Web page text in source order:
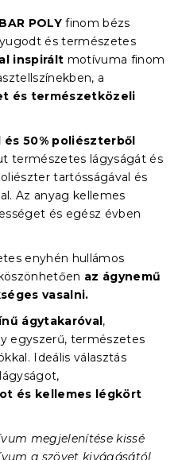
POLY finom bézs
és természetes
inspirált motívuma finom
a
és természetközeli
és 50% poliészterből
természetes lágyságát és
tartósságával és
Az anyag kellemes
és egész évben
enyhén hullámos
az ágynemű
vasalni.
ágytakaróval,
egyszerű, természetes
Ideális választás
és kellemes légkört
megjelenítése kissé
a szövet kivágásától